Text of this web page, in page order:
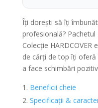
Îți dorești să îți
profesională?
Colecție
de cărți de top îți
a face schimbări
Beneficii cheie
Specificații &